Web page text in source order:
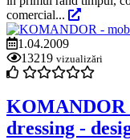
comercial...
1.04.2009
13219 vizualizări
KOMANDOR
dressing -